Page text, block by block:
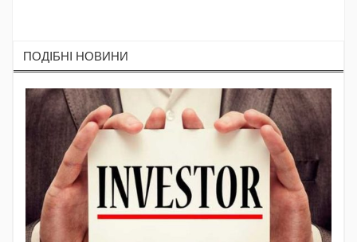
ПОДIБНI НОВИНИ